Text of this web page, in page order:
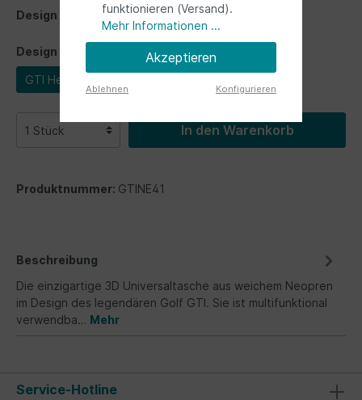
Design
Design
GTI Hexagon
In den Warenkorb
Produktnummer: GTINE41
Beschreibung
Die einzigartige 3D Universaltasche aus weichem Neopren
im Design des legendären Golf GTI. Sie ist multifunktional
verwendba… Mehr
Service-Hotline
funktionieren (Versand).
Mehr Informationen ...
Akzeptieren
Ablehnen Konfigurieren